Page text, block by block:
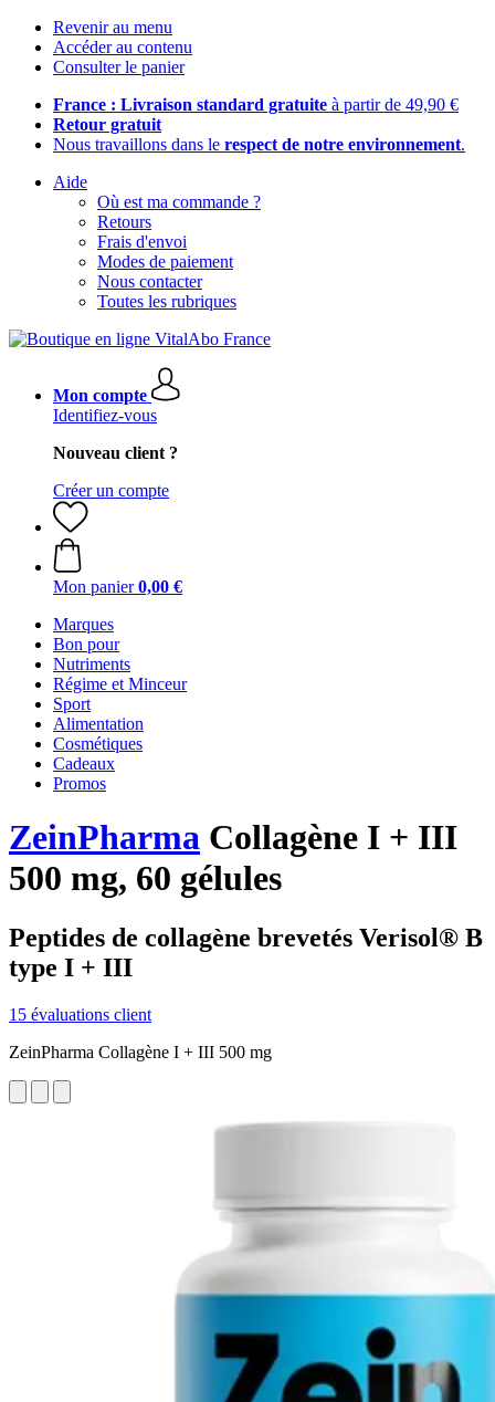
Revenir au menu
Accéder au contenu
Consulter le panier
France : Livraison standard gratuite à partir de 49,90 €
Retour gratuit
Nous travaillons dans le respect de notre environnement.
Aide
Où est ma commande ?
Retours
Frais d'envoi
Modes de paiement
Nous contacter
Toutes les rubriques
Mon compte
Identifiez-vous
Nouveau client ?
Créer un compte
Mon panier 0,00 €
Marques
Bon pour
Nutriments
Régime et Minceur
Sport
Alimentation
Cosmétiques
Cadeaux
Promos
ZeinPharma Collagène I + III
500 mg, 60 gélules
Peptides de collagène brevetés Verisol® B
type I + III
15 évaluations client
ZeinPharma Collagène I + III 500 mg